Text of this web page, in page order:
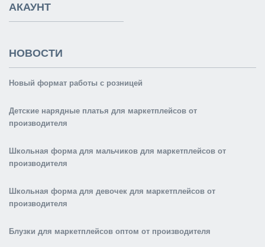
АКАУНТ
НОВОСТИ
Новый формат работы с розницей
Детские нарядные платья для маркетплейсов от
производителя
Школьная форма для мальчиков для маркетплейсов от
производителя
Школьная форма для девочек для маркетплейсов от
производителя
Блузки для маркетплейсов оптом от производителя